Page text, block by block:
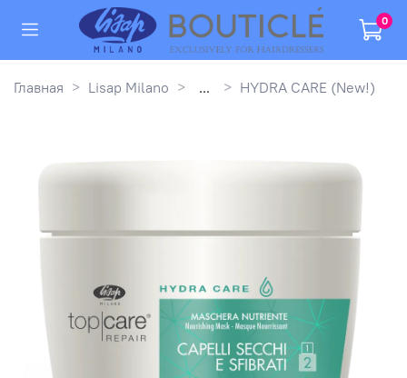
0
Главная Lisap Milano ... HYDRA CARE (New!)